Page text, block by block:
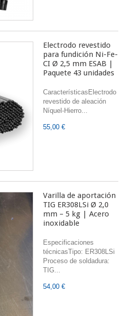
Electrodo revestido
para fundición Ni-Fe-
CI Ø 2,5 mm ESAB |
Paquete 43 unidades
CaracterísticasElectrodo
revestido de aleación
Níquel-Hierro...
55,00 €
Varilla de aportación
TIG ER308LSi Ø 2,0
mm – 5 kg | Acero
inoxidable
Especificaciones
técnicasTipo: ER308LSi
Proceso de soldadura:
TIG...
54,00 €